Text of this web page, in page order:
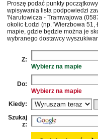
Proszę podać punkty
wpisywania lista podpowiedzi
'Narutowicza - Tramwajowa
okolic Łodzi (np. 'Wierzbowa 51,
mapie, gdzie będzie można je
wybranego dostawcy
Z:
Wybierz na mapie
Do:
Wybierz na mapie
Kiedy:
Szukaj
z: